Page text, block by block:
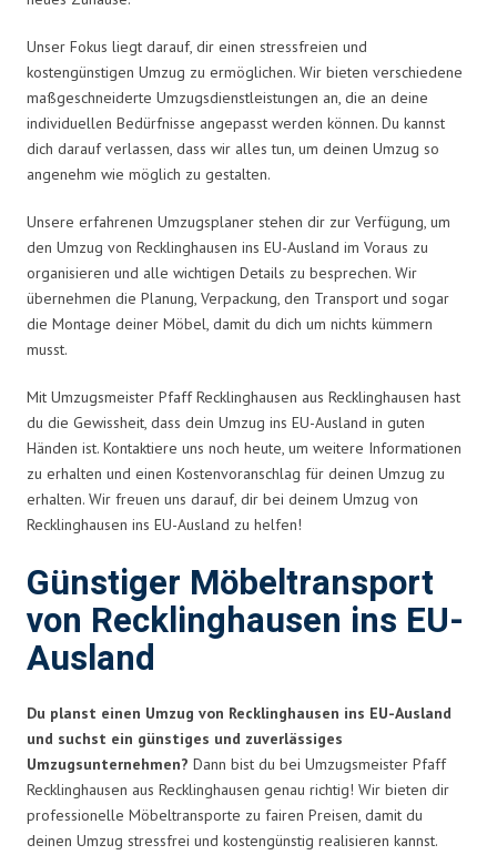
Unser Fokus liegt darauf, dir einen stressfreien und
kostengünstigen Umzug zu ermöglichen. Wir bieten verschiedene
maßgeschneiderte Umzugsdienstleistungen an, die an deine
individuellen Bedürfnisse angepasst werden können. Du kannst
dich darauf verlassen, dass wir alles tun, um deinen Umzug so
angenehm wie möglich zu gestalten.
Unsere erfahrenen Umzugsplaner stehen dir zur Verfügung, um
den Umzug von Recklinghausen ins EU-Ausland im Voraus zu
organisieren und alle wichtigen Details zu besprechen. Wir
übernehmen die Planung, Verpackung, den Transport und sogar
die Montage deiner Möbel, damit du dich um nichts kümmern
musst.
Mit Umzugsmeister Pfaff Recklinghausen aus Recklinghausen hast
du die Gewissheit, dass dein Umzug ins EU-Ausland in guten
Händen ist. Kontaktiere uns noch heute, um weitere Informationen
zu erhalten und einen Kostenvoranschlag für deinen Umzug zu
erhalten. Wir freuen uns darauf, dir bei deinem Umzug von
Recklinghausen ins EU-Ausland zu helfen!
Günstiger Möbeltransport
von Recklinghausen ins EU-
Ausland
Du planst einen Umzug von Recklinghausen ins EU-Ausland
und suchst ein günstiges und zuverlässiges
Umzugsunternehmen? Dann bist du bei Umzugsmeister Pfaff
Recklinghausen aus Recklinghausen genau richtig! Wir bieten dir
professionelle Möbeltransporte zu fairen Preisen, damit du
deinen Umzug stressfrei und kostengünstig realisieren kannst.